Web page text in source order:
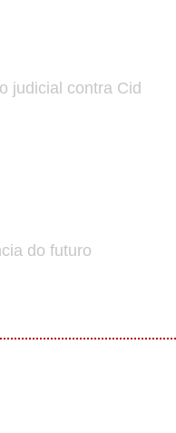
judicial contra Cid
do futuro